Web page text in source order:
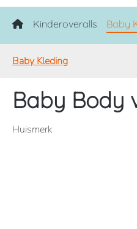
Home
Kinderoveralls Baby
Baby Kleding
Baby Body
Huismerk